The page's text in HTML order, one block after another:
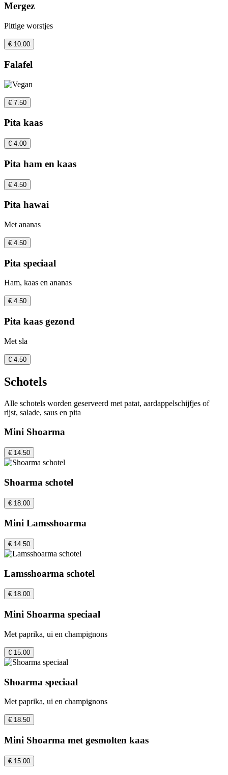
Mergez
Pittige worstjes
€ 10.00
Falafel
€ 7.50
Pita kaas
€ 4.00
Pita ham en kaas
€ 4.50
Pita hawai
Met ananas
€ 4.50
Pita speciaal
Ham, kaas en ananas
€ 4.50
Pita kaas gezond
Met sla
€ 4.50
Schotels
Alle schotels worden geserveerd met patat, aardappelschijfjes of
rijst, salade, saus en pita
Mini Shoarma
€ 14.50
Shoarma schotel
€ 18.00
Mini Lamsshoarma
€ 14.50
Lamsshoarma schotel
€ 18.00
Mini Shoarma speciaal
Met paprika, ui en champignons
€ 15.00
Shoarma speciaal
Met paprika, ui en champignons
€ 18.50
Mini Shoarma met gesmolten kaas
€ 15.00